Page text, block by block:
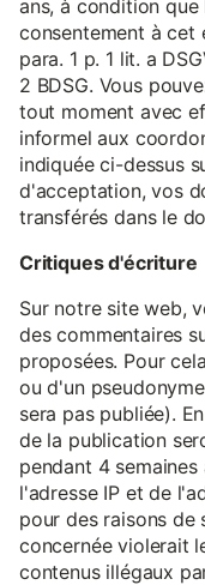
ans, à condition
consentement à cet
para. 1 p. 1 lit. a
2 BDSG. Vous
tout moment avec
informel aux
indiquée ci-dessus
d'acceptation, vos
transférés dans le
Critiques d'écriture
Sur notre site web,
des commentaires
proposées. Pour
ou d'un
sera pas publiée).
de la publication
pendant 4
l'adresse IP et de
pour des raisons de
concernée violerait
contenus illégaux